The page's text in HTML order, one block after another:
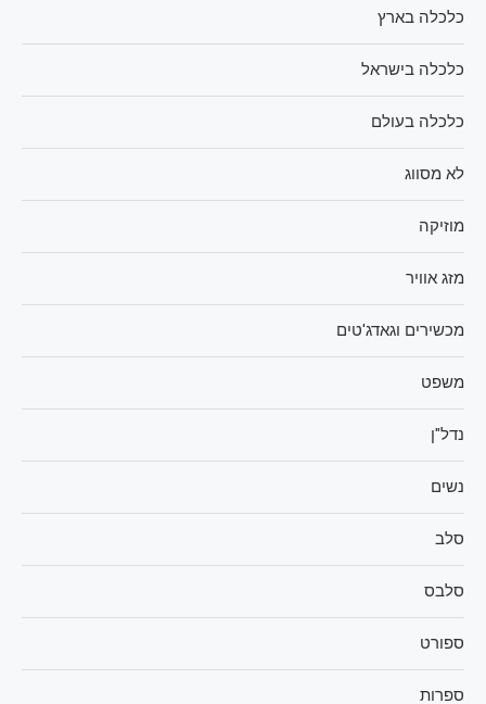
כלכלה בארץ
כלכלה בישראל
כלכלה בעולם
לא מסווג
מוזיקה
מזג אוויר
מכשירים וגאדג'טים
משפט
נדל"ן
נשים
סלב
סלבס
ספורט
ספרות